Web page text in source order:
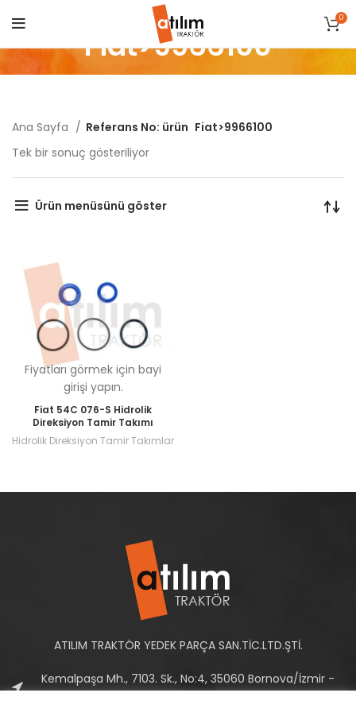
0
Fiat>9966100
Ana Sayfa Referans No: ürün Fiat>9966100
Tek bir sonuç gösteriliyor
Ürün menüsünü göster
Fiyatları görmek için bayi
girişi yapın.
Fiat 54C 076-S Hidrolik
Direksiyon Tamir Takımı
Hidrolik Direksiyon Tamir Takımlar
ATILIM TRAKTÖR YEDEK PARÇA SAN.TİC.LTD.ŞTİ.
Kemalpaşa Mh., 7103. Sk., No:4, 35060 Bornova/İzmir -